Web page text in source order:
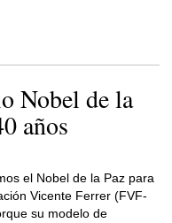
Nobel de la
años
el Nobel de la Paz para
Vicente Ferrer (FVF-
su modelo de